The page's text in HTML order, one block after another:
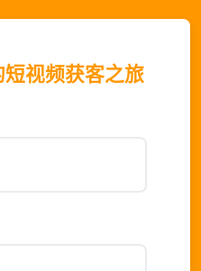
视频获客之旅